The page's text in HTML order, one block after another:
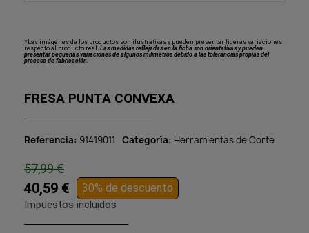
*Las imágenes de los productos son ilustrativas y pueden presentar ligeras variaciones
respecto al producto real. Las medidas reflejadas en la ficha son orientativas y pueden
presentar pequeñas variaciones de algunos milímetros debido a las tolerancias propias del
proceso de fabricación.
FRESA PUNTA CONVEXA
Referencia 91419011 Categoría Herramientas de Corte
57,99 €
40,59 € 30% de descuento
Impuestos incluidos